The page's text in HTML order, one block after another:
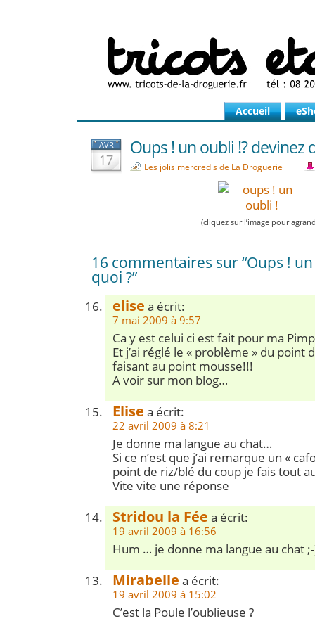
Accueil
AVR
17
Oups ! un oubli !? devinez
Les jolis mercredis de La Droguerie
(cliquez sur l’image pour
16 commentaires sur “Oups !
quoi ?”
elise a écrit:
7 mai 2009 à 9:57
Ca y est celui ci est fait pour ma
Et j’ai réglé le « problème » du point
faisant au point mousse!!!
A voir sur mon blog…
Elise a écrit:
22 avril 2009 à 8:21
Je donne ma langue au chat…
Si ce n’est que j’ai remarque un «
point de riz/blé du coup je fais tout
Vite vite une réponse
Stridou la Fée a écrit:
19 avril 2009 à 16:56
Hum … je donne ma langue au chat
Mirabelle a écrit:
19 avril 2009 à 15:02
C’est la Poule l’oublieuse ?